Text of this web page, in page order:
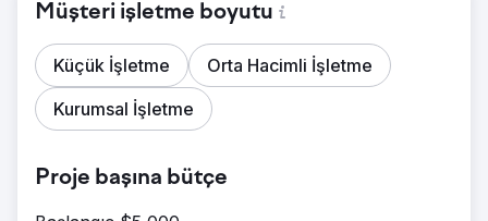
Müşteri işletme boyutu
Küçük İşletme
Orta Hacimli İşletme
Kurumsal İşletme
Proje başına bütçe